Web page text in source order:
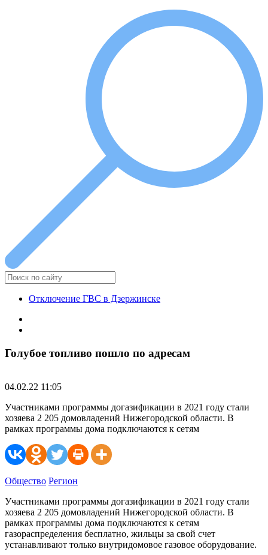
Отключение ГВС в Дзержинске
Голубое топливо пошло по адресам
04.02.22 11:05
Участниками программы догазификации в 2021 году стали
хозяева 2 205 домовладений Нижегородской области. В
рамках программы дома подключаются к сетям
Общество Регион
Участниками программы догазификации в 2021 году стали
хозяева 2 205 домовладений Нижегородской области. В
рамках программы дома подключаются к сетям
газораспределения бесплатно, жильцы за свой счет
устанавливают только внутридомовое газовое оборудование.